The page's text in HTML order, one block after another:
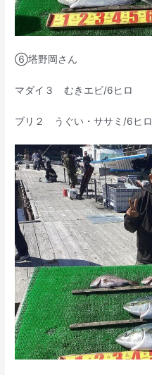
⑥塔野岡さん
マダイ３ むきエビ/6ヒロ
ブリ２ うぐい・ササミ/6ヒロ